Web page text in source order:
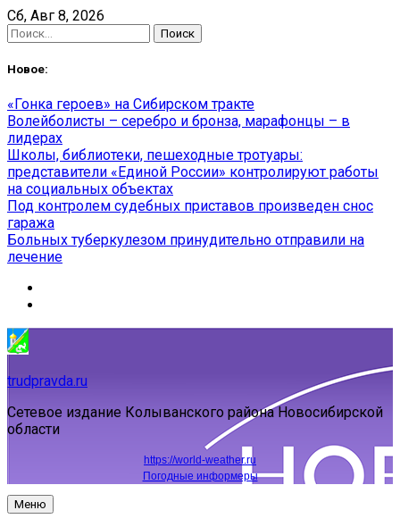
Skip
to
content
Сб, Авг 8, 2026
Найти:
Новое:
«Гонка героев» на Сибирском тракте
Волейболисты – серебро и бронза, марафонцы – в
лидерах
Школы, библиотеки, пешеходные тротуары:
представители «Единой России» контролируют работы
на социальных объектах
Под контролем судебных приставов произведен снос
гаража
Больных туберкулезом принудительно отправили на
лечение
trudpravda.ru
Сетевое издание Колыванского района Новосибирской
области
https://world-weather.ru
Погодные информеры
Меню